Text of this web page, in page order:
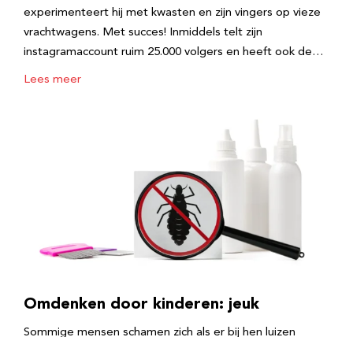
experimenteert hij met kwasten en zijn vingers op vieze
vrachtwagens. Met succes! Inmiddels telt zijn
instagramaccount ruim 25.000 volgers en heeft ook de…
Lees meer
Omdenken door kinderen: jeuk
Sommige mensen schamen zich als er bij hen luizen